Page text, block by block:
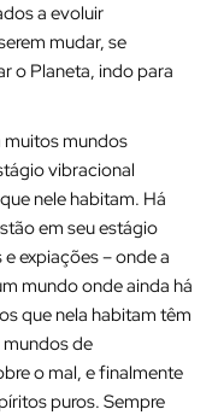
a evoluir
mudar, se
o Planeta, indo para
muitos mundos
vibracional
nele habitam. Há
em seu estágio
expiações – onde a
mundo onde ainda há
que nela habitam têm
mundos de
o mal, e finalmente
puros. Sempre